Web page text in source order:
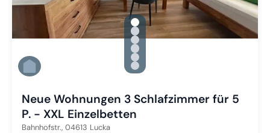
gallery.slide_selector
Zu Slide 1 wechseln
Zu Slide 2 wechseln
Zu Slide 3 wechseln
Zu Slide 4 wechseln
Zu Slide 5 wechseln
Zu Slide 6 wechseln
Neue Wohnungen 3 Schlafzimmer für 5
P. - XXL Einzelbetten
Bahnhofstr., 04613 Lucka